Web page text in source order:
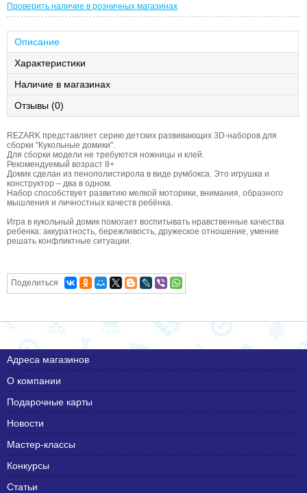
Проверить наличие в розничных магазинах
Описание
Характеристики
Наличие в магазинах
Отзывы (0)
REZARK представляет серию детских развивающих 3D-наборов для
сборки "Кукольные домики".
Для сборки модели не требуются ножницы и клей.
Рекомендуемый возраст 8+
Домик сделан из пенополистирола в виде румбокса. Это игрушка и
конструктор – два в одном.
Набор способствует развитию мелкой моторики, внимания, образного
мышления и личностных качеств ребёнка.
Игра в кукольный домик помогает воспитывать нравственные качества
ребенка: аккуратность, бережливость, дружеское отношение, умение
решать конфликтные ситуации.
Поделиться
Адреса магазинов
О компании
Подарочные карты
Новости
Мастер-классы
Конкурсы
Статьи